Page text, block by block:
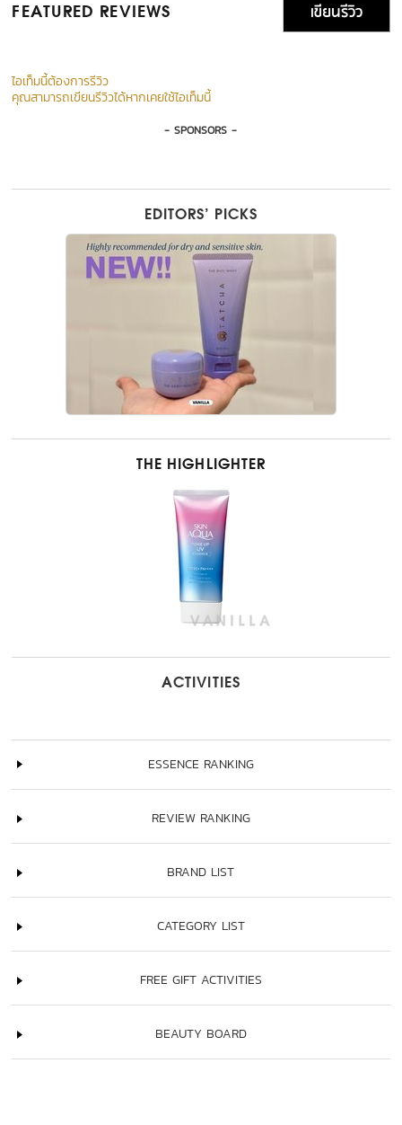
FEATURED REVIEWS เขียนรีวิว
ไอเท็มนี้ต้องการรีวิว
คุณสามารถเขียนรีวิวได้หากเคยใช้ไอเท็มนี้
- SPONSORS -
EDITORS’ PICKS
THE HIGHLIGHTER
ACTIVITIES
ESSENCE RANKING
REVIEW RANKING
BRAND LIST
CATEGORY LIST
FREE GIFT ACTIVITIES
BEAUTY BOARD